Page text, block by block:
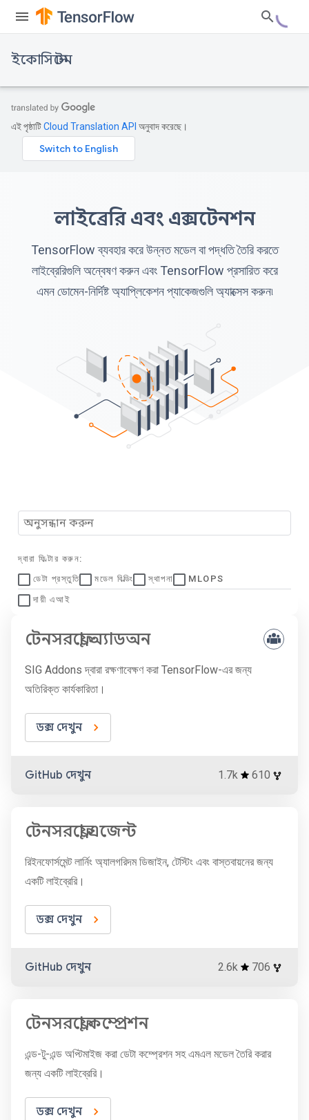
ইকোসিস্টেম
এই পৃষ্ঠাটিCloud Translation API অনুবাদ করেছে।
লাইব্রেরি এবং এক্সটেনশন
TensorFlow ব্যবহার করে উন্নত মডেল বা পদ্ধতি তৈরি করতে
লাইব্রেরিগুলি অন্বেষণ করুন এবং TensorFlow প্রসারিত করে
এমন ডোমেন-নির্দিষ্ট অ্যাপ্লিকেশন প্যাকেজগুলি অ্যাক্সেস করুন৷
দ্বারা ফিল্টার করুন:
ডেটা প্রস্তুতি
মডেল বিল্ডিং স্থাপনা
MLOPS
দায়ী এআই
টেনসরফ্লো অ্যাডঅন
SIG Addons দ্বারা রক্ষণাবেক্ষণ করা TensorFlow-এর জন্য
অতিরিক্ত কার্যকারিতা।
ডক্স দেখুন
GitHub দেখুন 1.7k 610
টেনসরফ্লো এজেন্ট
রিইনফোর্সমেন্ট লার্নিং অ্যালগরিদম ডিজাইন, টেস্টিং এবং বাস্তবায়নের জন্য
একটি লাইব্রেরি।
ডক্স দেখুন
GitHub দেখুন 2.6k 706
টেনসরফ্লো কম্প্রেশন
এন্ড-টু-এন্ড অপ্টিমাইজ করা ডেটা কম্প্রেশন সহ এমএল মডেল তৈরি করার
জন্য একটি লাইব্রেরি।
ডক্স দেখুন